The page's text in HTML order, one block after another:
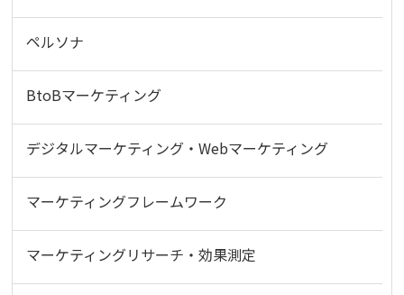
ペルソナ
BtoBマーケティング
デジタルマーケティング・Webマーケティング
マーケティングフレームワーク
マーケティングリサーチ・効果測定